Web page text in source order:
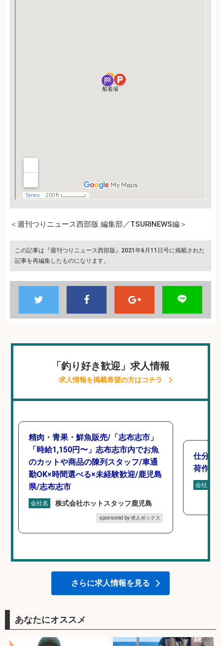
＜週刊つりニュース西部版 編集部／TSURINEWS編＞
この記事は『週刊つりニュース西部版』2021年6月11日号に掲載された
記事を再編集したものになります。
「釣り好き歓迎」求人情報
求人情報を掲載希望の方はコチラ
精肉・青果・鮮魚販売/「志布志市」
「時給1,150円〜」志布志市内でお魚
のカットや商品の陳列スタッフ/車通
勤OK×時間選べる×未経験歓迎/鹿児島
県/志布志市
会社名 株式会社ホットスタッフ鹿児島
sponsored by 求人ボックス
仕分け
荷作業
会社名
さらに求人情報を見る
あなたにオススメ